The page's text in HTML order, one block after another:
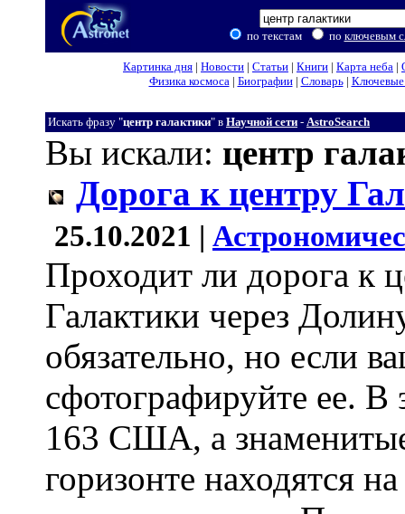
по текстам по ключевым
Картинка дня | Новости | Статьи | Книги | Карта неба |
Физика космоса| Биографии| Словарь| Ключевые
Искать фразу "центр галактики" в Научной сети - AstroSearch
Вы искали: центр
Дорога к центру
25.10.2021 |
Проходит ли дорога к
Галактики через
обязательно, но если
сфотографируйте ее. В
163 США, а
горизонте находятся